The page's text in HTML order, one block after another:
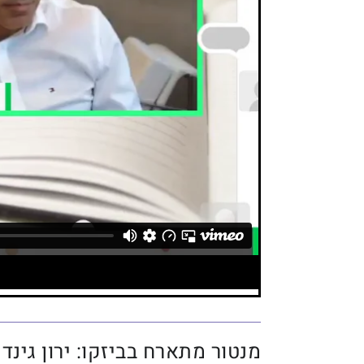
מנטור מתארח בביזקו: ירון גינדי